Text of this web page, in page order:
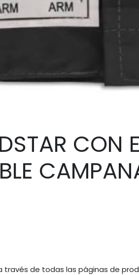
CON
través de todas las páginas de